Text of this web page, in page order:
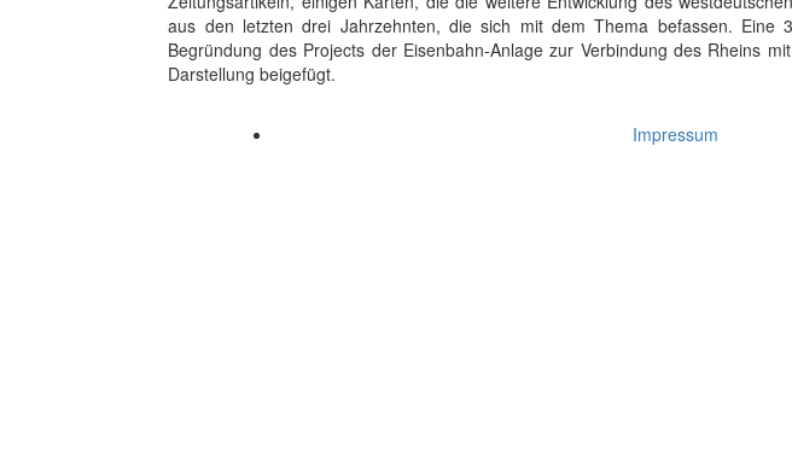
aus den letzten drei Jahrzehnten, die sich mit dem Thema befassen. Eine
Begründung des Projects der Eisenbahn-Anlage zur Verbindung des Rheins
Darstellung beigefügt.
Impressum